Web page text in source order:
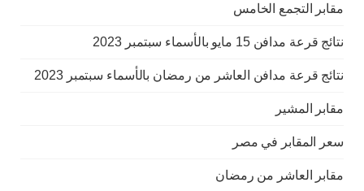
مقابر التجمع الخامس
نتائج قرعة مدافن 15 مايو بالأسماء سبتمبر 2023
نتائج قرعة مدافن العاشر من رمضان بالأسماء سبتمبر 2023
مقابر المشير
سعر المقابر في مصر
مقابر العاشر من رمضان